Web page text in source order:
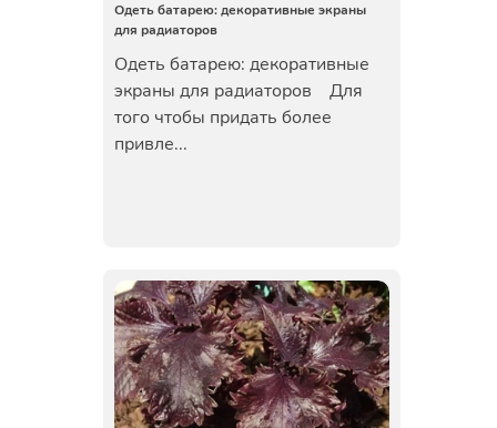
Одеть батарею: декоративные экраны
для радиаторов
Одеть батарею: декоративные
экраны для радиаторов Для
того чтобы придать более
привле...